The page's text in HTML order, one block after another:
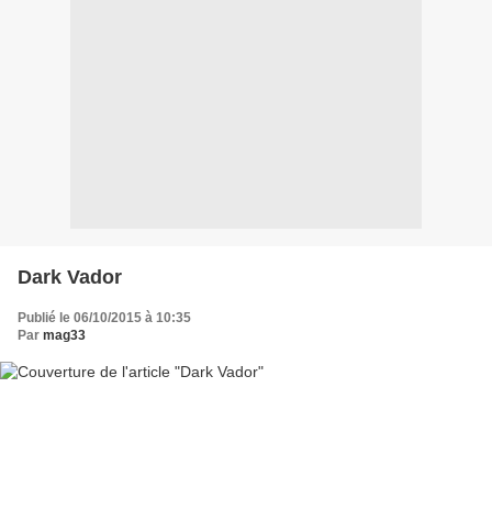
Dark Vador
Publié le 06/10/2015 à 10:35
Par mag33